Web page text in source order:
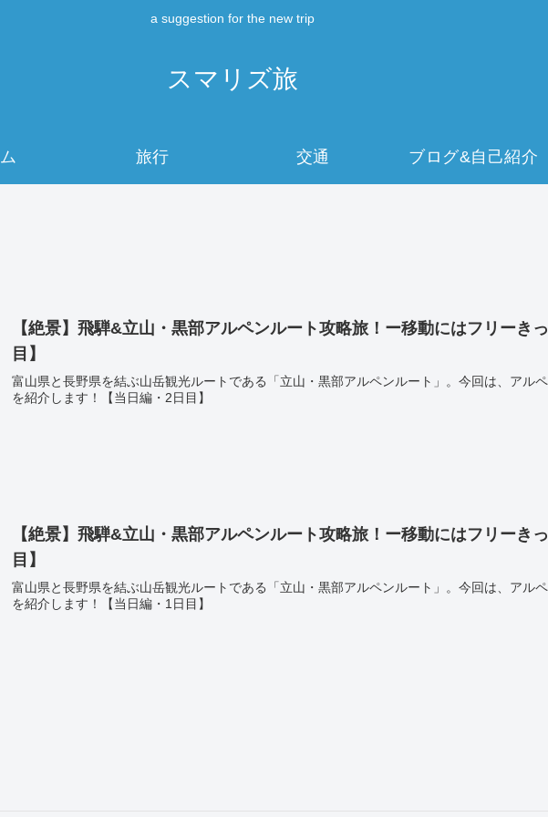
a suggestion for the new trip
スマリズ旅
旅行 交通 ブログ&自己紹介
【絶景】飛騨&立山・黒部アルペンルート攻略旅！ー移動にはフリーき
目】
富山県と長野県を結ぶ山岳観光ルートである「立山・黒部アルペンルート」。今回は、アル
を紹介します！【当日編・2日目】
【絶景】飛騨&立山・黒部アルペンルート攻略旅！ー移動にはフリーき
目】
富山県と長野県を結ぶ山岳観光ルートである「立山・黒部アルペンルート」。今回は、アル
を紹介します！【当日編・1日目】